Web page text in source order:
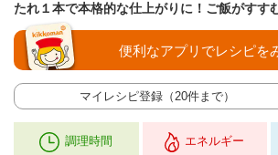
たれ１本で本格的な仕上がりに！ご飯がすす
マイレシピ登録（20件まで）
便利なアプリでレシピを
調理時間 エネルギー